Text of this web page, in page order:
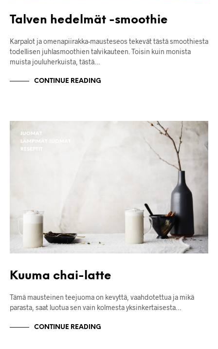
Talven hedelmät -smoothie
Karpalot ja omenapiirakka-mausteseos tekevät tästä smoothiesta
todellisen juhlasmoothien talvikauteen. Toisin kuin monista
muista jouluherkuista, tästä…
CONTINUE READING
JUOMAT
LÄMPIMÄT JUOMAT
RESEPTIT
Kuuma chai-latte
Tämä mausteinen teejuoma on kevyttä, vaahdotettua ja mikä
parasta, saat luotua sen vain kolmesta yksinkertaisesta…
CONTINUE READING